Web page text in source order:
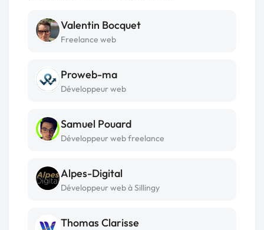
Valentin Bocquet
Freelance web
Proweb-ma
Développeur web
Samuel Pouard
Développeur web freelance
Alpes-Digital
Développeur web à Sillingy
Thomas Clarisse